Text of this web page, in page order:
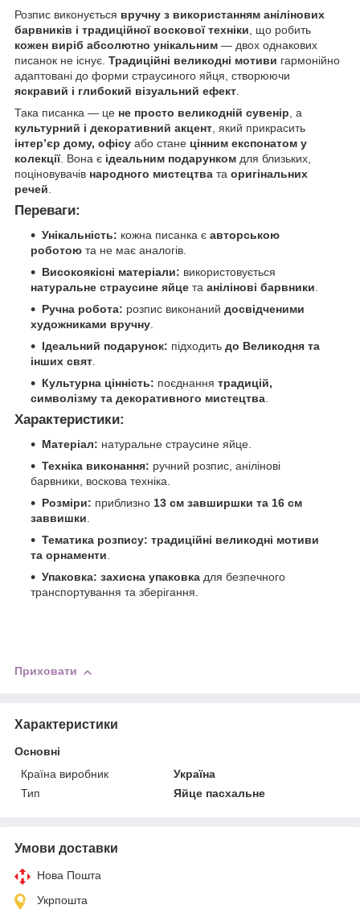
Розпис виконується вручну з використанням анілінових
барвників і традиційної воскової техніки, що робить
кожен виріб абсолютно унікальним — двох однакових
писанок не існує. Традиційні великодні мотиви гармонійно
адаптовані до форми страусиного яйця, створюючи
яскравий і глибокий візуальний ефект.
Така писанка — це не просто великодній сувенір, а
культурний і декоративний акцент, який прикрасить
інтер’єр дому, офісу або стане цінним експонатом у
колекції. Вона є ідеальним подарунком для близьких,
поціновувачів народного мистецтва та оригінальних
речей.
Переваги:
Унікальність: кожна писанка є авторською
роботою та не має аналогів.
Високоякісні матеріали: використовується
натуральне страусине яйце та анілінові барвники
Ручна робота: розпис виконаний досвідченими
художниками вручну
Ідеальний подарунок: підходить до Великодня та
інших свят
Культурна цінність: поєднання традицій,
символізму та декоративного мистецтва
Характеристики:
Матеріал: натуральне страусине яйце.
Техніка виконання: ручний розпис, анілінові
барвники, воскова техніка.
Розміри: приблизно 13 см завширшки та 16 см
заввишки
Тематика розпису: традиційні великодні мотиви
та орнаменти
Упаковка: захисна упаковка для безпечного
транспортування та зберігання.
Приховати
Характеристики
Основні
Країна виробник
Україна
Тип
Яйце пасхальне
Умови доставки
Нова Пошта
Укрпошта